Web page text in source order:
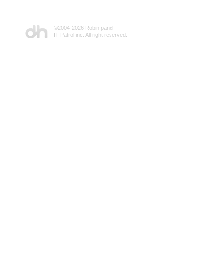
©2004-2026 Robin panel
IT Patrol inc. All right reserved.